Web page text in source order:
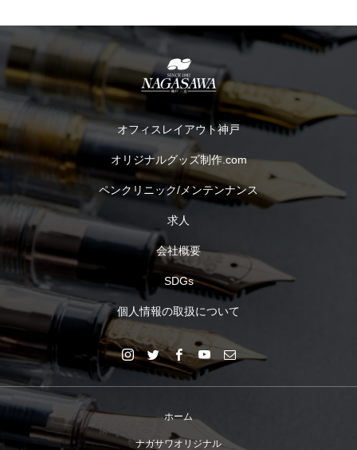
オフィスレイアウト神戸
オリジナルグッズ制作.com
ペンクリニック/メンテンナンス
求人
会社概要
SDGs
個人情報の取扱について
ホーム
ナガサワオリジナル